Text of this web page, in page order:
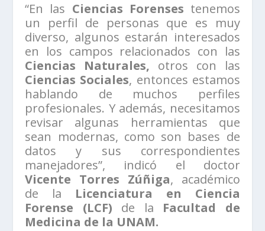
“En las Ciencias Forenses tenemos
un perfil de personas que es muy
diverso, algunos estarán interesados
en los campos relacionados con las
Ciencias Naturales, otros con las
Ciencias Sociales, entonces estamos
hablando de muchos perfiles
profesionales. Y además, necesitamos
revisar algunas herramientas que
sean modernas, como son bases de
datos y sus correspondientes
manejadores”, indicó el doctor
Vicente Torres Zúñiga, académico
de la Licenciatura en Ciencia
Forense (LCF) de la Facultad de
Medicina de la UNAM.